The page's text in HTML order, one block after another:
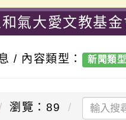
氣大愛文教基
/ 內容類型： 新聞類型
瀏覽：89